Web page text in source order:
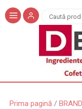
Caută
după:
Prima pagină/ BRAND